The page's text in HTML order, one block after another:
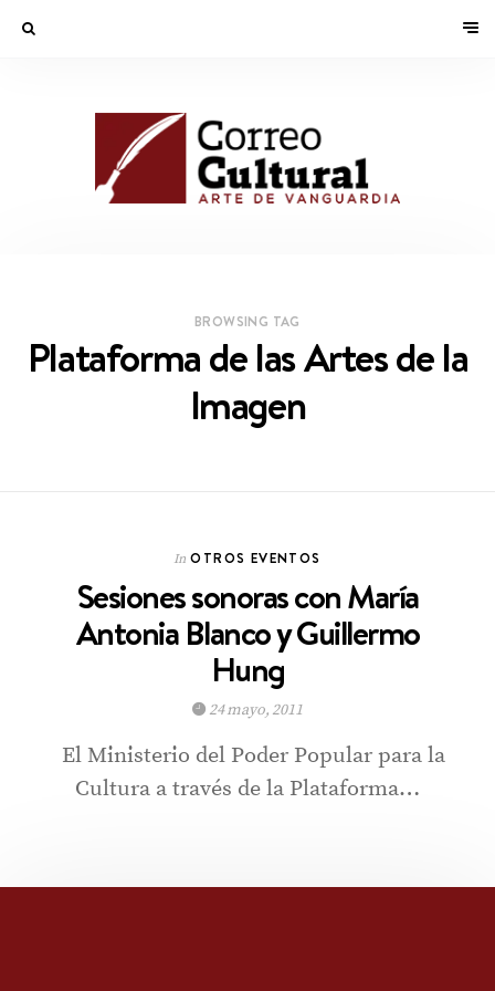
BROWSING TAG
Plataforma de las Artes de la
Imagen
In OTROS EVENTOS
Sesiones sonoras con María
Antonia Blanco y Guillermo
Hung
24 mayo, 2011
El Ministerio del Poder Popular para la
Cultura a través de la Plataforma…